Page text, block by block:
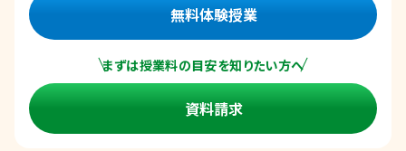
無料体験授業
まずは授業料の目安を知りたい方へ
資料請求